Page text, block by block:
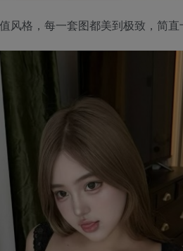
风格，每一套图都美到极致，简直